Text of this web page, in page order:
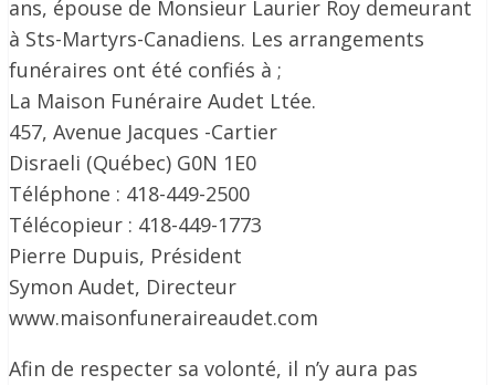
ans, épouse de Monsieur Laurier Roy demeurant
à Sts-Martyrs-Canadiens. Les arrangements
funéraires ont été confiés à ;
La Maison Funéraire Audet Ltée.
457, Avenue Jacques -Cartier
Disraeli (Québec) G0N 1E0
Téléphone : 418-449-2500
Télécopieur : 418-449-1773
Pierre Dupuis, Président
Symon Audet, Directeur
www.maisonfuneraireaudet.com
Afin de respecter sa volonté, il n’y aura pas